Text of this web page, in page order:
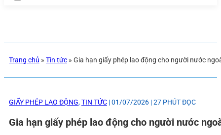
Trang chủ » Tin tức » Gia hạn giấy phép lao động cho người nước
GIẤY PHÉP LAO ĐỘNG,TIN TỨC | 01/07/2026 | 27 PHÚT ĐỌC
Gia hạn giấy phép lao động cho người nước